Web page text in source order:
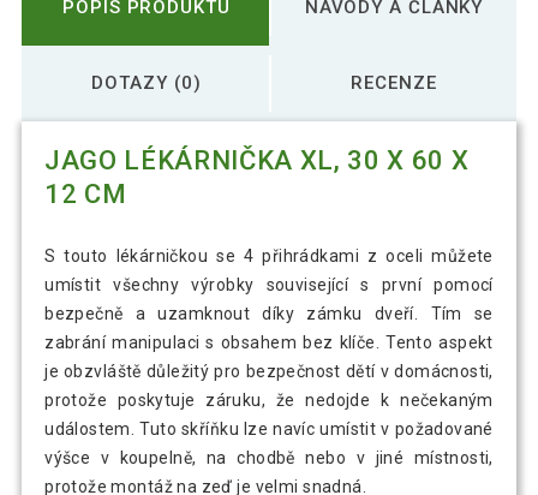
POPIS PRODUKTU NÁVODY A ČLÁNKY
DOTAZY (0) RECENZE
JAGO LÉKÁRNIČKA XL, 30 X 60 X
12 CM
S touto lékárničkou se 4 přihrádkami z oceli můžete
umístit všechny výrobky související s první pomocí
bezpečně a uzamknout díky zámku dveří. Tím se
zabrání manipulaci s obsahem bez klíče. Tento aspekt
je obzvláště důležitý pro bezpečnost dětí v domácnosti,
protože poskytuje záruku, že nedojde k nečekaným
událostem. Tuto skříňku lze navíc umístit v požadované
výšce v koupelně, na chodbě nebo v jiné místnosti,
protože montáž na zeď je velmi snadná.